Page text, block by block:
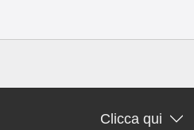
Clicca qui